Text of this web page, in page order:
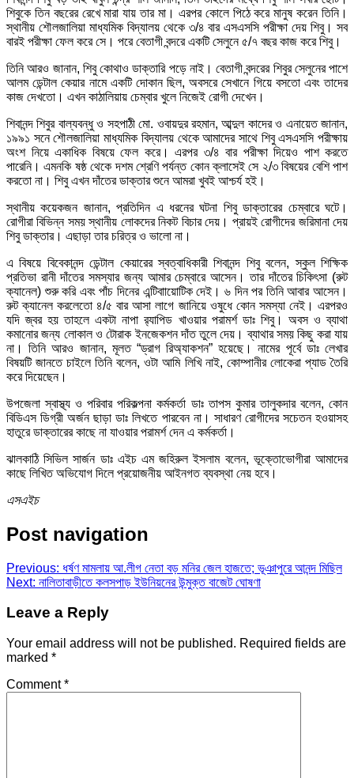
শিবুকে তিন বছরের রেখে মারা যায় তার মা। এরপর কোলে পিঠে করে মানুষ করেন তিনি।
স্থানীয় শৌলজালিয়া মাধ্যমিক বিদ্যালয় থেকে ৩/৪ বার এসএসসি পরীক্ষা দেয় শিবু। সব
বারই পরীক্ষা ফেল করে সে। পরে বেতাগী বন্দরে একটি সেলুনে ৫/৭ বছর কাজ করে শিবু।
তিনি আরও জানান, শিবু কোথাও ডাক্তারি পড়ে নাই। বেতাগী বন্দরের শিবুর সেলুনের পাশে
আলম ডেন্টাল কেয়ার নামে একটি দোকান ছিল, অবসরে সেখানে গিয়ে বসতো এবং তাদের
কাজ দেখতো। এখন কাঠালিয়ায় চেম্বার খুলে নিজেই রোগী দেখেন।
শিবানন্দ শিবুর বাল্যবন্ধু ও সহপাঠী মো. ওবায়দুর রহমান, আব্দুল কাদের ও এনায়েত জানান,
১৯৯১ সনে শৌলজালিয়া মাধ্যমিক বিদ্যালয় থেকে আমাদের সাথে শিবু এসএসসি পরীক্ষায়
অংশ নিয়ে একাধিক বিষয়ে ফেল করে। এরপর ৩/৪ বার পরীক্ষা দিয়েও পাশ করতে
পারেনি। এমনকি ষষ্ঠ থেকে দশম শ্রেণি পর্যন্ত কোন ক্লাসেই সে ২/৩ বিষয়ের বেশি পাশ
করতো না। শিবু এখন দাঁতের ডাক্তার শুনে আমরা খুবই আশ্চর্য হই।
স্থানীয় কয়েকজন জানান, প্রতিদিন এ ধরনের ঘটনা শিবু ডাক্তারের চেম্বারে ঘটে।
রোগীরা বিভিন্ন সময় স্থানীয় লোকদের নিকট বিচার দেয়। প্রায়ই রোগীদের জরিমানা দেয়
শিবু ডাক্তার। এছাড়া তার চরিত্র ও ভালো না।
এ বিষয়ে বিবেকানন্দ ডেন্টাল কেয়ারের স্বত্বাধিকারী শিবানন্দ শিবু বলেন, স্কুল শিক্ষিক
প্রতিভা রানী দাঁতের সমস্যার জন্য আমার চেম্বারে আসেন। তার দাঁতের চিকিৎসা (রুট
ক্যানেল) শুরু করি এবং পাঁচ দিনের এন্টিবাায়োটিক দেই। ৬ দিন পর তিনি আবার আসেন।
রুট ক্যানেল করলেতো ৪/৫ বার আসা লাগে জানিয়ে ওষুধে কোন সমস্যা নেই। এরপরও
যদি জ্বর হয় তাহলে একটা নাপা র‌্যাপিড খাওয়ার পরামর্শ ডাঃ শিবু। অবস ও ব্যাথা
কমানোর জন্য লোকাল ও টোরাক ইনজেকশন দাঁত তুলে দেয়। ব্যাথার সময় কিছু করা যায়
না। তিনি আরও জানান, মূলত “ড্রাগ রিঅ্যাকশন” হয়েছে। নামের পূর্বে ডাঃ লেখার
বিষয়টি জানতে চাইলে তিনি বলেন, ওটা আমি লিখি নাই, কোম্পানীর লোকেরা প্যাড তৈরি
করে দিয়েছেন।
উপজেলা স্বাস্থ্য ও পরিবার পরিকল্পনা কর্মকর্তা ডাঃ তাপস কুমার তালুকদার বলেন, কোন
বিডিএস ডিগ্রী অর্জন ছাড়া ডাঃ লিখতে পারবেন না। সাধারণ রোগীদের সচেতন হওয়াসহ
হাতুরে ডাক্তারের কাছে না যাওয়ার পরামর্শ দেন এ কর্মকর্তা।
ঝালকাঠি সিভিল সার্জন ডাঃ এইচ এম জহিরুল ইসলাম বলেন, ভূক্তোভোগীরা আমাদের
কাছে লিখিত অভিযোগ দিলে প্রয়োজনীয় আইনগত ব্যবস্থা নেয় হবে।
এসএইচ
Post navigation
Previous: ধর্ষণ মামলায় আ.লীগ নেতা বড় মনির জেল হাজতে; ভূঞাপুরে আনন্দ মিছিল
Next: নালিতাবাড়ীতে কলসপাড় ইউনিয়নের উন্মুক্ত বাজেট ঘোষণা
Leave a Reply
Your email address will not be published. Required fields are
marked *
Comment*